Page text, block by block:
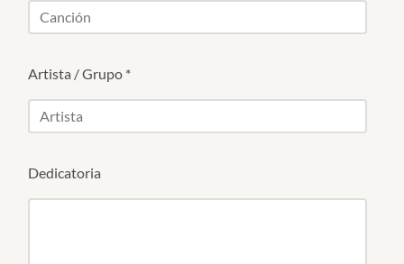
Artista / Grupo *
Dedicatoria